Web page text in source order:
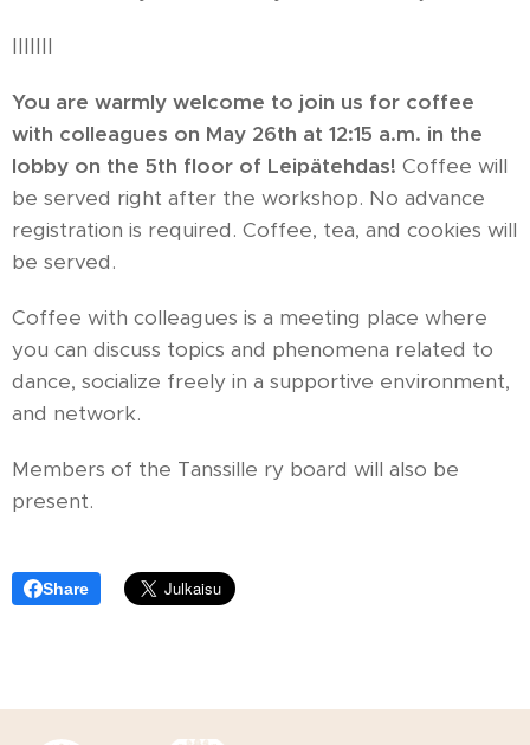
|||||||
You are warmly welcome to join us for coffee
with colleagues on May 26th at 12:15 a.m. in the
lobby on the 5th floor of Leipätehdas! Coffee will
be served right after the workshop. No advance
registration is required. Coffee, tea, and cookies will
be served.
Coffee with colleagues is a meeting place where
you can discuss topics and phenomena related to
dance, socialize freely in a supportive environment,
and network.
Members of the Tanssille ry board will also be
present.
Share